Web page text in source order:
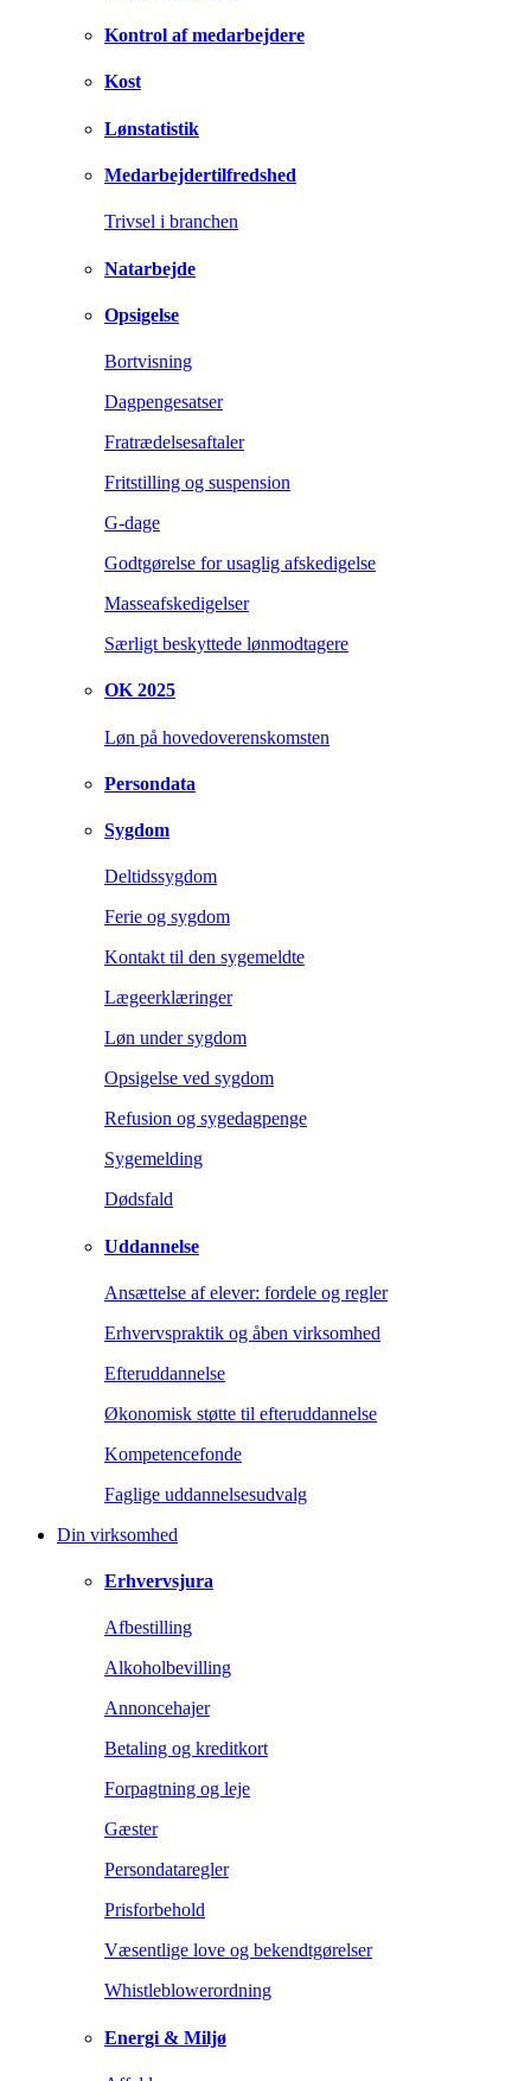
Kontrol af medarbejdere
Kost
Lønstatistik
Medarbejdertilfredshed
Trivsel i branchen
Natarbejde
Opsigelse
Bortvisning
Dagpengesatser
Fratrædelsesaftaler
Fritstilling og suspension
G-dage
Godtgørelse for usaglig afskedigelse
Masseafskedigelser
Særligt beskyttede lønmodtagere
OK 2025
Løn på hovedoverenskomsten
Persondata
Sygdom
Deltidssygdom
Ferie og sygdom
Kontakt til den sygemeldte
Lægeerklæringer
Løn under sygdom
Opsigelse ved sygdom
Refusion og sygedagpenge
Sygemelding
Dødsfald
Uddannelse
Ansættelse af elever: fordele og regler
Erhvervspraktik og åben virksomhed
Efteruddannelse
Økonomisk støtte til efteruddannelse
Kompetencefonde
Faglige uddannelsesudvalg
Din virksomhed
Erhvervsjura
Afbestilling
Alkoholbevilling
Annoncehajer
Betaling og kreditkort
Forpagtning og leje
Gæster
Persondataregler
Prisforbehold
Væsentlige love og bekendtgørelser
Whistleblowerordning
Energi & Miljø